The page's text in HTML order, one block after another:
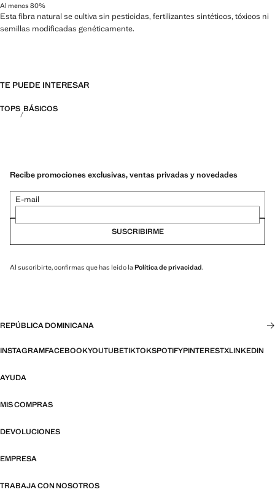
Al menos 80%
Esta fibra natural se cultiva sin pesticidas, fertilizantes sintéticos, tóxicos ni
semillas modificadas genéticamente.
TE PUEDE INTERESAR
TOPS BÁSICOS
Recibe promociones exclusivas, ventas privadas y novedades
E-mail
SUSCRIBIRME
Al suscribirte, confirmas que has leído laPolítica de privacidad.
REPÚBLICA DOMINICANA
INSTAGRAMFACEBOOKYOUTUBETIKTOKSPOTIFYPINTERESTXLINKEDIN
AYUDA
MIS COMPRAS
DEVOLUCIONES
EMPRESA
TRABAJA CON NOSOTROS